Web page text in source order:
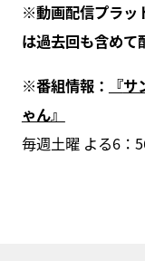
※動画配信プラッ
は過去回も含めて
※番組情報： 『サ
ゃん』
毎週土曜 よる6：